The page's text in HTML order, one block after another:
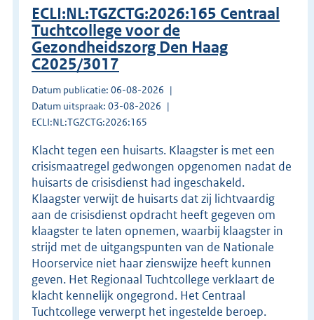
ECLI:NL:TGZCTG:2026:165 Centraal
Tuchtcollege voor de
Gezondheidszorg Den Haag
C2025/3017
Datum publicatie: 06-08-2026
Datum uitspraak: 03-08-2026
ECLI:NL:TGZCTG:2026:165
Klacht tegen een huisarts. Klaagster is met een
crisismaatregel gedwongen opgenomen nadat de
huisarts de crisisdienst had ingeschakeld.
Klaagster verwijt de huisarts dat zij lichtvaardig
aan de crisisdienst opdracht heeft gegeven om
klaagster te laten opnemen, waarbij klaagster in
strijd met de uitgangspunten van de Nationale
Hoorservice niet haar zienswijze heeft kunnen
geven. Het Regionaal Tuchtcollege verklaart de
klacht kennelijk ongegrond. Het Centraal
Tuchtcollege verwerpt het ingestelde beroep.